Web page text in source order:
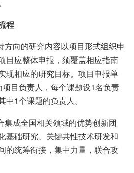
程
方向的研究内容以项目形式组织申
目应整体申报，须覆盖相应指南
现相应的研究目标。项目申报单
目负责人，每个课题设1名负责
1个课题的负责人。
集成全国相关领域的优势创新团
基础研究、关键共性技术研发和
的统筹衔接，集中力量，联合攻